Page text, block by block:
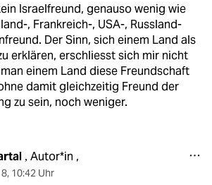
Israelfreund, genauso wenig wie
, Frankreich-, USA-, Russland-
Der Sinn, sich einem Land als
erklären, erschliesst sich mir nicht
einem Land diese Freundschaft
damit gleichzeitig Freund der
zu sein, noch weniger.
, Autor*in ,
, 10:42 Uhr